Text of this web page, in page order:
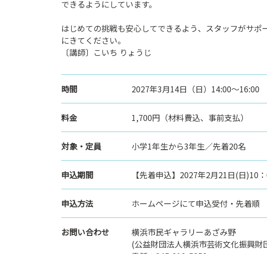
できるようにしています。
はじめての挑戦も安心してできるよう、スタッフがサポ
にきてください。
〔講師〕こいち りょうじ
時間 2027年3月14日（日）14:00～16:00
料金 1,700円（材料費込、事前支払）
対象・定員 小学1年生から3年生／先着20名
申込期間 【先着申込】2027年2月21日(日)10
申込方法 ホームページにて申込受付・先着順
お問い合わせ
横浜市民ギャラリーあざみ野
(公益財団法人横浜市芸術文化振興財